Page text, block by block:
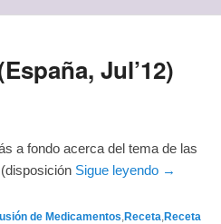
Jul’12)
a fondo acerca del tema de las
Sigue leyendo →
de Medicamentos Receta Receta